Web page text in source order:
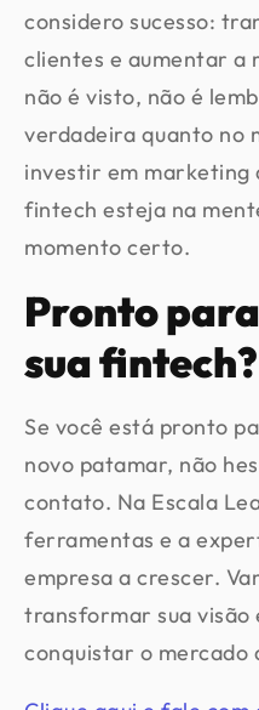
considero sucesso:
clientes e aumentar a
não é visto, não é
verdadeira quanto no
investir em marketing
fintech esteja na
momento certo.
Pronto
sua fintech?
Se você está pronto
novo patamar, não
contato. Na Escala
ferramentas e a
empresa a crescer.
transformar sua visão
conquistar o mercado